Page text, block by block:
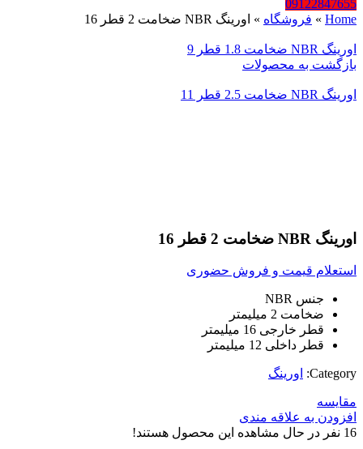
09122847655
Home
» فروشگاه » اورینگ NBR ضخامت 2 قطر 16
اورینگ NBR ضخامت 1.8 قطر 9
بازگشت به محصولات
اورینگ NBR ضخامت 2.5 قطر 11
اورینگ NBR ضخامت 2 قطر 16
استعلام قیمت و فروش حضوری
جنس NBR
ضخامت 2 میلیمتر
قطر خارجی 16 میلیمتر
قطر داخلی 12 میلیمتر
Category: اورینگ
مقایسه
افزودن به علاقه مندی
16 نفر در حال مشاهده این محصول هستند!